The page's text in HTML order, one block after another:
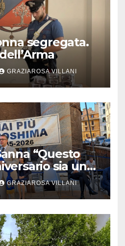
segregata.
GRAZIAROSA VILLANI
“Questo
sia un
GRAZIAROSA VILLANI